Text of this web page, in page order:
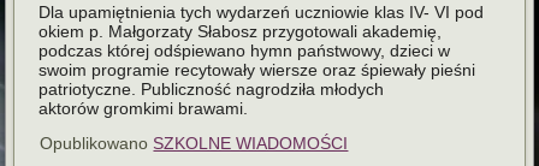
Dla upamiętnienia tych wydarzeń uczniowie klas IV- VI pod
okiem p. Małgorzaty Słabosz przygotowali akademię,
podczas której odśpiewano hymn państwowy, dzieci w
swoim programie recytowały wiersze oraz śpiewały pieśni
patriotyczne. Publiczność nagrodziła młodych
aktorów gromkimi brawami.
Opublikowano SZKOLNE WIADOMOŚCI